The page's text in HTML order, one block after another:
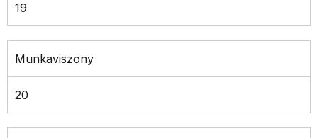
19
Munkaviszony
20